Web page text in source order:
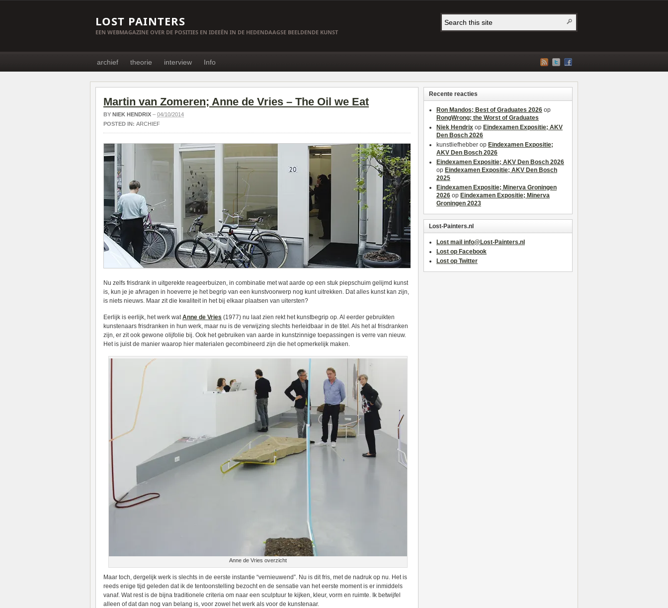
LOST PAINTERS
EEN WEBMAGAZINE OVER DE POSITIES EN IDEEËN IN DE HEDENDAAGSE BEELDENDE KUNST
archief theorie interview Info
Martin van Zomeren; Anne de Vries – The Oil we Eat
BY NIEK HENDRIX – 04/10/2014
POSTED IN: ARCHIEF
Nu zelfs frisdrank in uitgerekte reageerbuizen, in combinatie met wat aarde op een stuk piepschuim gelijmd kunst
is, kun je je afvragen in hoeverre je het begrip van een kunstvoorwerp nog kunt uitrekken. Dat alles kunst kan zijn,
is niets nieuws. Maar zit die kwaliteit in het bij elkaar plaatsen van uitersten?
Eerlijk is eerlijk, het werk watAnne de Vries (1977) nu laat zien rekt het kunstbegrip op. Al eerder gebruikten
kunstenaars frisdranken in hun werk, maar nu is de verwijzing slechts herleidbaar in de titel. Als het al frisdranken
zijn, er zit ook gewone olijfolie bij. Ook het gebruiken van aarde in kunstzinnige toepassingen is verre van nieuw.
Het is juist de manier waarop hier materialen gecombineerd zijn die het opmerkelijk maken.
Anne de Vries overzicht
Maar toch, dergelijk werk is slechts in de eerste instantie “vernieuwend”. Nu is dit fris, met de nadruk op nu. Het is
reeds enige tijd geleden dat ik de tentoonstelling bezocht en de sensatie van het eerste moment is er inmiddels
vanaf. Wat rest is de bijna traditionele criteria om naar een sculptuur te kijken, kleur, vorm en ruimte. Ik betwijfel
alleen of dat dan nog van belang is, voor zowel het werk als voor de kunstenaar.
Recente reacties
Ron Mandos; Best of Graduates 2026 op
RongWrong; the Worst of Graduates
Niek Hendrix op Eindexamen Expositie; AKV
Den Bosch 2026
kunstliefhebber op Eindexamen Expositie;
AKV Den Bosch 2026
Eindexamen Expositie; AKV Den Bosch 2026
op Eindexamen Expositie; AKV Den Bosch
2025
Eindexamen Expositie; Minerva Groningen
2026 op Eindexamen Expositie; Minerva
Groningen 2023
Lost-Painters.nl
Lost mail info@Lost-Painters.nl
Lost op Facebook
Lost op Twitter